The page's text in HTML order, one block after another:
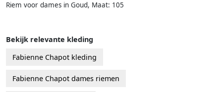
Riem voor dames in Goud, Maat: 105
Bekijk relevante kleding
Fabienne Chapot kleding
Fabienne Chapot dames riemen